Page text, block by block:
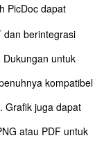
PicDoc dapat
dan berintegrasi
untuk
kompatibel
Grafik juga dapat
atau PDF untuk